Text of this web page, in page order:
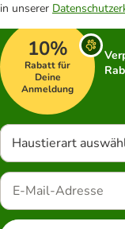
in unserer
10%
Rabatt für
Deine
Anmeldung
Haustierart